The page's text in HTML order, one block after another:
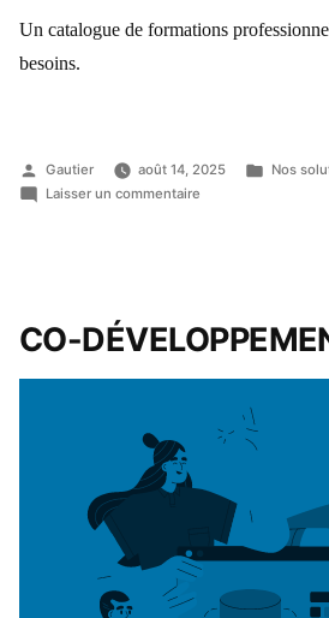
Un catalogue de formations
besoins.
Gautier août 14, 2025
Nos
Laisser un commentaire
CO-